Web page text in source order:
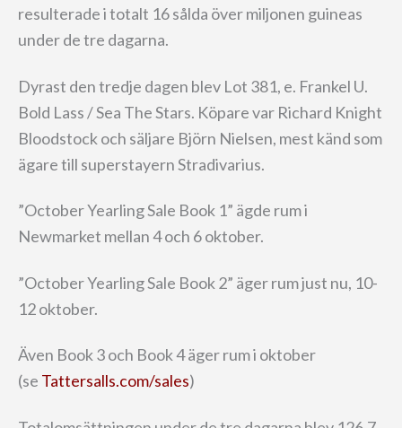
resulterade i totalt 16 sålda över miljonen guineas
under de tre dagarna.
Dyrast den tredje dagen blev Lot 381, e. Frankel U.
Bold Lass / Sea The Stars. Köpare var Richard Knight
Bloodstock och säljare Björn Nielsen, mest känd som
ägare till superstayern Stradivarius.
”October Yearling Sale Book 1” ägde rum i
Newmarket mellan 4 och 6 oktober.
”October Yearling Sale Book 2” äger rum just nu, 10-
12 oktober.
Även Book 3 och Book 4 äger rum i oktober
(se Tattersalls.com/sales)